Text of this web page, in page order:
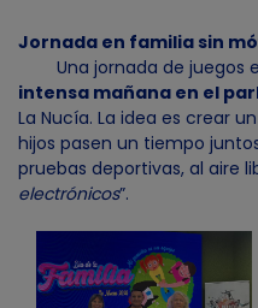
Jornada en familia sin
Una jornada de juegos
intensa mañana en el
La Nucía. La idea es crear
hijos pasen un tiempo
pruebas deportivas, al aire
electrónicos”.